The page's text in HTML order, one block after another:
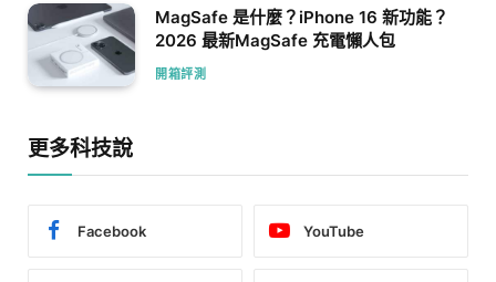
MagSafe 是什麼？iPhone 16 新功能？
2026 最新MagSafe 充電懶人包
開箱評測
更多科技說
Facebook YouTube